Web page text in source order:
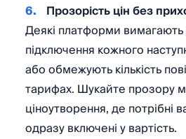
Прозорість цін без
Деякі платформи вимагають
підключення кожного
або обмежують кількість
тарифах. Шукайте прозору
ціноутворення, де потрібні
одразу включені у вартість.